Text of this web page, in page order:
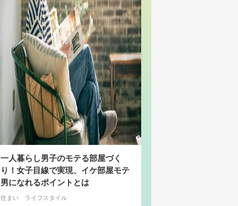
一人暮らし男子のモテる部屋づく
り！女子目線で実現、イケ部屋モテ
男になれるポイントとは
住まい ライフスタイル